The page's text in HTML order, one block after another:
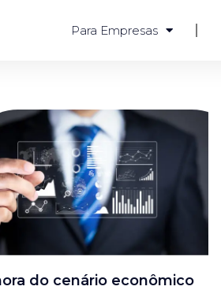
Para Empresas
do cenário econômico